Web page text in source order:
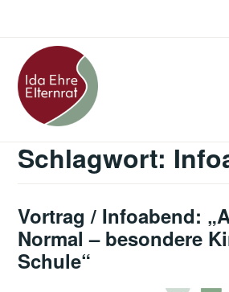
springen
Schlagwort:
Vortrag / Infoabend:
Normal – besondere
Schule“